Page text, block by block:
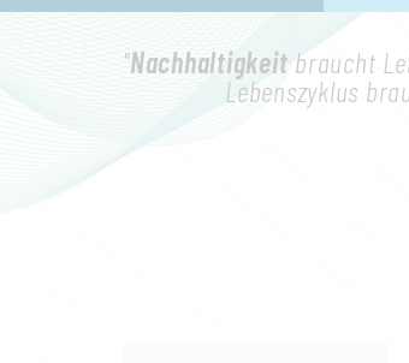
"Nachhaltigkeit braucht
Lebenszyklus